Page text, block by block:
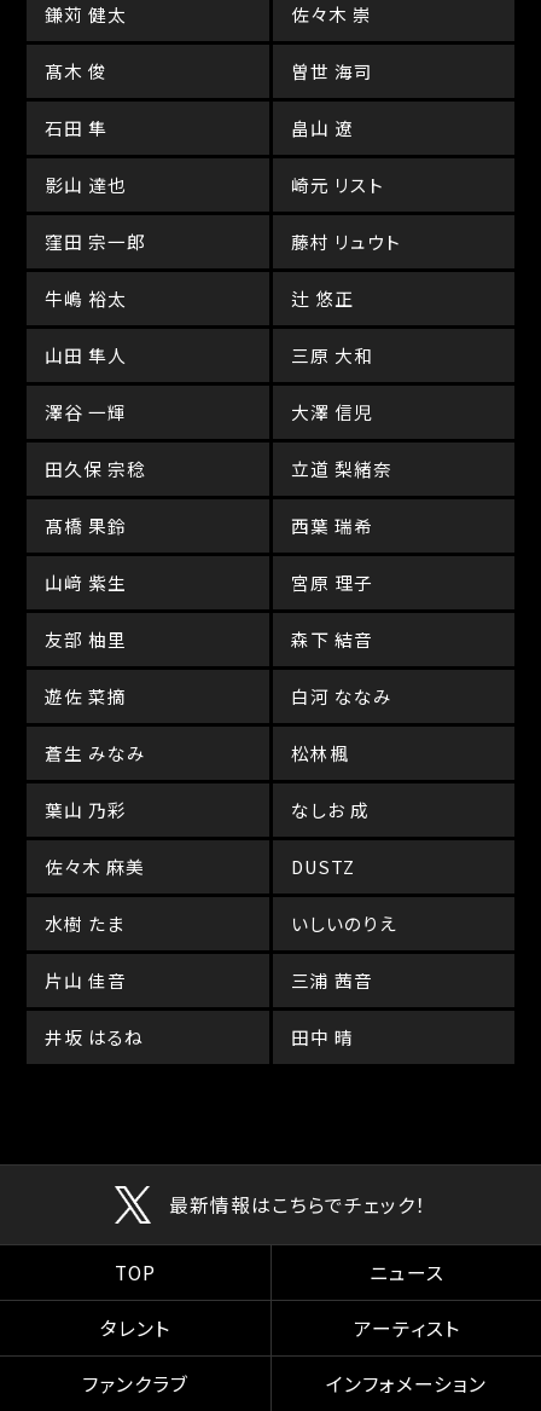
鎌苅 健太 佐々木 崇
髙木 俊 曽世 海司
石田 隼 畠山 遼
影山 達也 崎元 リスト
窪田 宗一郎 藤村 リュウト
牛嶋 裕太 辻 悠正
山田 隼人 三原 大和
澤谷 一輝 大澤 信児
田久保 宗稔 立道 梨緒奈
髙橋 果鈴 西葉 瑞希
山﨑 紫生 宮原 理子
友部 柚里 森下 結音
遊佐 菜摘 白河 ななみ
蒼生 みなみ 松林楓
葉山 乃彩 なしお 成
佐々木 麻美 DUSTZ
水樹 たま いしいのりえ
片山 佳音 三浦 茜音
井坂 はるね 田中 晴
最新情報はこちらでチェック！
TOP
ニュース
タレント
アーティスト
ファンクラブ
インフォメーション